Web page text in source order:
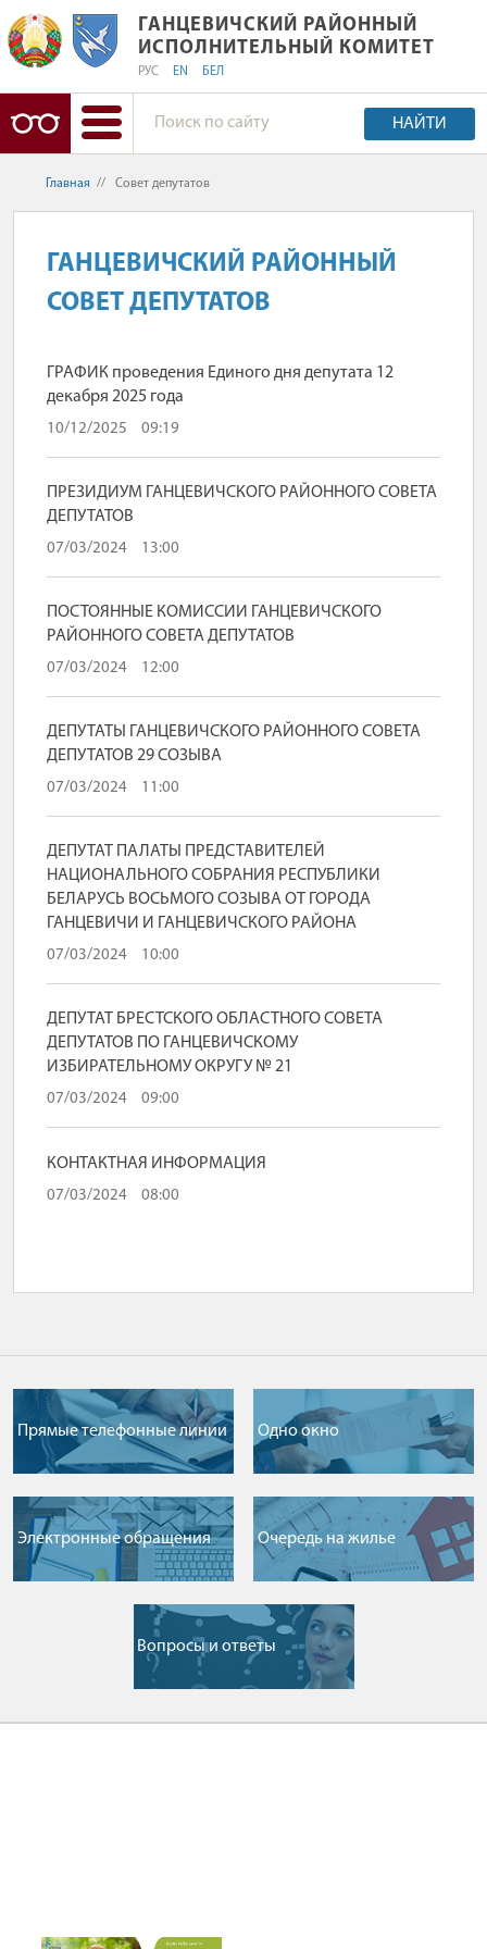
ГАНЦЕВИЧСКИЙ РАЙОННЫЙ
ГАНЦЕВИЧСКИЙ РАЙОННЫЙ
ИСПОЛНИТЕЛЬНЫЙ КОМИТЕТ
РУС EN БЕЛ
НАЙТИ
Главная // Совет депутатов
ГАНЦЕВИЧСКИЙ РАЙОННЫЙ
СОВЕТ ДЕПУТАТОВ
ГРАФИК проведения Единого дня депутата 12
декабря 2025 года
10/12/2025 09:19
ПРЕЗИДИУМ ГАНЦЕВИЧСКОГО РАЙОННОГО СОВЕТА
ДЕПУТАТОВ
07/03/2024 13:00
ПОСТОЯННЫЕ КОМИССИИ ГАНЦЕВИЧСКОГО
РАЙОННОГО СОВЕТА ДЕПУТАТОВ
07/03/2024 12:00
ДЕПУТАТЫ ГАНЦЕВИЧСКОГО РАЙОННОГО СОВЕТА
ДЕПУТАТОВ 29 СОЗЫВА
07/03/2024 11:00
ДЕПУТАТ ПАЛАТЫ ПРЕДСТАВИТЕЛЕЙ
НАЦИОНАЛЬНОГО СОБРАНИЯ РЕСПУБЛИКИ
БЕЛАРУСЬ ВОСЬМОГО СОЗЫВА ОТ ГОРОДА
ГАНЦЕВИЧИ И ГАНЦЕВИЧСКОГО РАЙОНА
07/03/2024 10:00
ДЕПУТАТ БРЕСТСКОГО ОБЛАСТНОГО СОВЕТА
ДЕПУТАТОВ ПО ГАНЦЕВИЧСКОМУ
ИЗБИРАТЕЛЬНОМУ ОКРУГУ № 21
07/03/2024 09:00
КОНТАКТНАЯ ИНФОРМАЦИЯ
07/03/2024 08:00
Прямые телефонные линии Одно окно
Электронные обращения Очередь на жилье
Вопросы и ответы